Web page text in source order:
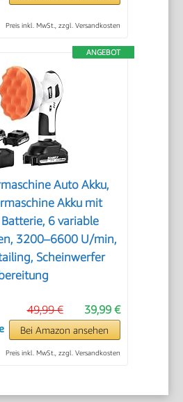
Preis inkl. MwSt., zzgl. Versandkosten
ANGEBOT
Auto Akku,
Akku mit
6 variable
3200–6600 U/min,
Scheinwerfer
39,99 €
49,99 €
Bei Amazon ansehen
Preis inkl. MwSt., zzgl. Versandkosten